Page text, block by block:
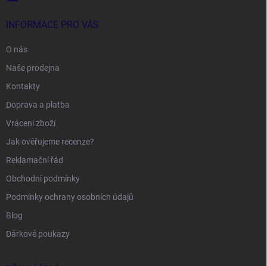
INFORMACE PRO VÁS
O nás
Naše prodejna
Kontakty
Doprava a platba
Vrácení zboží
Jak ověřujeme recenze?
Reklamační řád
Obchodní podmínky
Podmínky ochrany osobních údajů
Blog
Dárkové poukazy